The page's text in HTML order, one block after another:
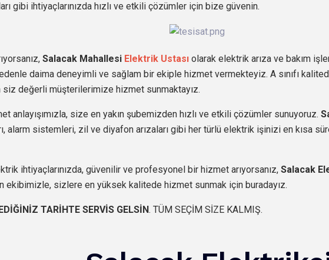
gibi ihtiyaçlarınızda hızlı ve etkili çözümler için bize güvenin.
Salacak Mahallesi Elektrik Ustası olarak elektrik arıza ve bakım
daima deneyimli ve sağlam bir ekiple hizmet vermekteyiz. A sınıfı
değerli müşterilerimize hizmet sunmaktayız.
anlayışımızla, size en yakın şubemizden hızlı ve etkili çözümler sunuyoruz.
alarm sistemleri, zil ve diyafon arızaları gibi her türlü elektrik işinizi en kısa
ihtiyaçlarınızda, güvenilir ve profesyonel bir hizmet arıyorsanız, Salacak
ekibimizle, sizlere en yüksek kalitede hizmet sunmak için buradayız.
TARİHTE SERVİS GELSİN. TÜM SEÇİM SİZE KALMIŞ.